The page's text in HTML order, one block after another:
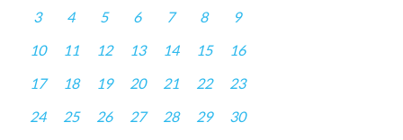
3
4 5 6 7 8
9
10
11 12 13 14 15
16
17
18 19 20 21 22
23
24
25 26 27 28 29
30